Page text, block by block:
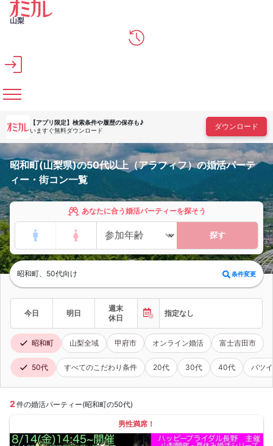
メインコンテンツへスキップ
山梨
【アプリ限定】 検索条件や履歴の保存も♪
いますぐ無料ダウンロード
ダウンロード
昭和町(山梨県)の50代以上（アラフィフ）の婚活パーテ
ィー・街コン一覧
あなたに合う婚活パーティーを探そう
探す
昭和町、50代向け 条件変更
今日 明日
週末
休日
指定なし
昭和町 山梨全域 甲府市 オンライン婚活 富士吉田市
50代 すべてのこだわり条件 20代 30代 40代 バツ
2 件の婚活パーティー(昭和町の50代)
男性満席！